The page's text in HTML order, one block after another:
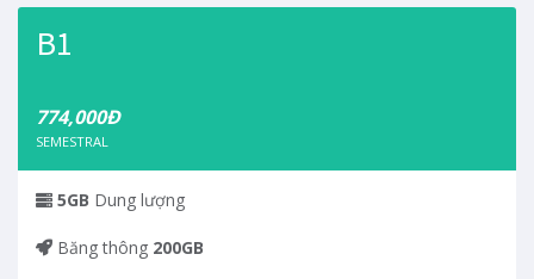
B1
774,000Đ
SEMESTRAL
5GB Dung lượng
Băng thông 200GB